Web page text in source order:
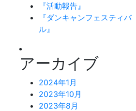
『活動報告』
『ダンキャンフェスティバ
ル』
アーカイブ
2024年1月
2023年10月
2023年8月